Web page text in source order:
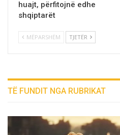
huajt, përfitojnë edhe
shqiptarët
MËPARSHËM TJETËR
TË FUNDIT NGA RUBRIKAT